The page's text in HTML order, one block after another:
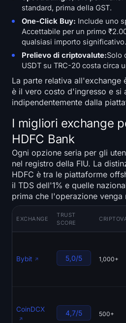
standard, prima della GST.
One-Click Buy: Include uno
Accettabile per un primo
qualsiasi importo significativo.
Prelievo di criptovalute:Solo
USDT su TRC-20 costa circa
La parte relativa all'exchange
è il vero costo d'ingresso e si
indipendentemente dalla
I migliori exchange
HDFC Bank
Ogni opzione seria per gli
nel registro della FIU. La
HDFC è tra le piattaforme
il TDS dell'1% e quelle
prima che l'operazione venga
EXCHANGE
TRUST
SCORE
Bybit 5,0/5 1,000+
CoinDCX 4,7/5 500+